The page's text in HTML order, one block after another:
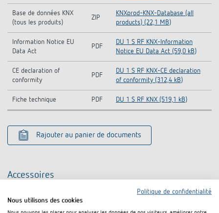
Base de données KNX
(tous les produits)
ZIP
KNXprod-KNX-Database (all
products) (22,1 MB)
Information Notice EU
Data Act
PDF
DU 1 S RF KNX-Information
Notice EU Data Act (59,0 kB)
CE declaration of
conformity
PDF
DU 1 S RF KNX-CE declaration
of conformity (312,4 kB)
Fiche technique PDF DU 1 S RF KNX (519,1 kB)
Rajouter au panier de documents
Accessoires
Politique de confidentialité
Nous utilisons des cookies